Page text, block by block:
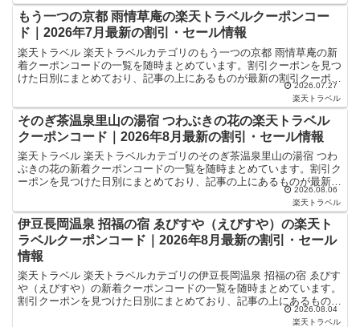
もう一つの京都 雨情草庵の楽天トラベルクーポンコー
ド｜2026年7月最新の割引・セール情報
楽天トラベル 楽天トラベルカテゴリのもう一つの京都 雨情草庵の新
着クーポンコードの一覧を随時まとめています。割引クーポンを見つ
けた日別にまとめており、記事の上にあるものが最新の割引クーポン
になります。ホテル・旅館宿泊の予約などで使えるクーポ...2026.07.27
楽天トラベル
そのぎ茶温泉里山の湯宿 つわぶきの花の楽天トラベル
クーポンコード｜2026年8月最新の割引・セール情報
楽天トラベル 楽天トラベルカテゴリのそのぎ茶温泉里山の湯宿 つわ
ぶきの花の新着クーポンコードの一覧を随時まとめています。割引ク
ーポンを見つけた日別にまとめており、記事の上にあるものが最新の
割引クーポンになります。ホテル・旅館宿泊の予約などで...2026.08.06
楽天トラベル
伊豆長岡温泉 招福の宿 ゑびすや（えびすや）の楽天ト
ラベルクーポンコード｜2026年8月最新の割引・セール
情報
楽天トラベル 楽天トラベルカテゴリの伊豆長岡温泉 招福の宿 ゑびす
や（えびすや）の新着クーポンコードの一覧を随時まとめています。
割引クーポンを見つけた日別にまとめており、記事の上にあるものが
最新の割引クーポンになります。ホテル・旅館宿泊の予...
2026.08.04
楽天トラベル